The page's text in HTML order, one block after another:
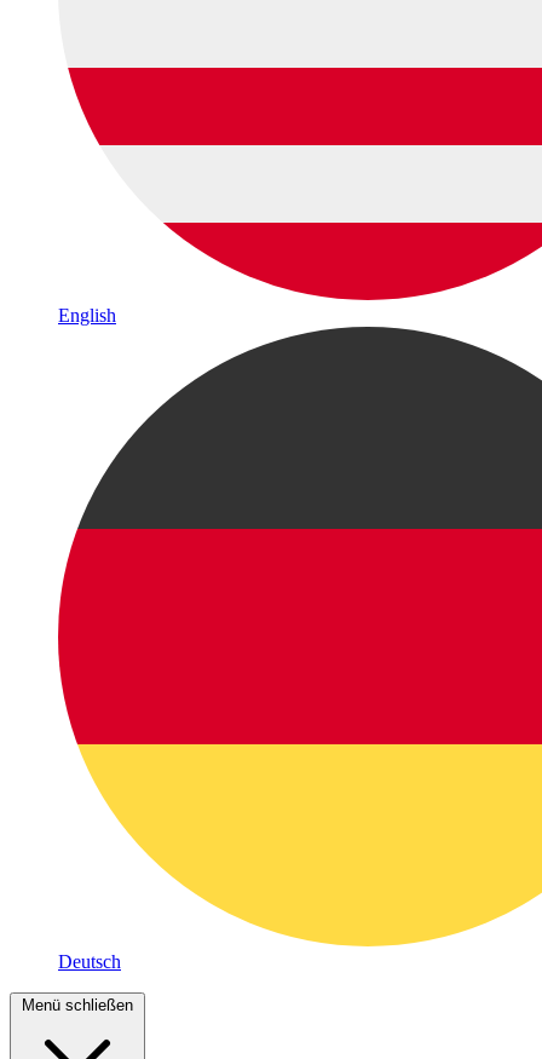
English
Deutsch
Menü schließen